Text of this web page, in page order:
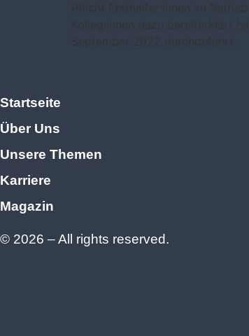
Pflicht Ersthelfer:innen im
Kolleg:innen dazu bereiterklärt
September 2022 durchgeführt.
Startseite
Über Uns
Unsere Themen
Karriere
Magazin
© 2026 – All rights reserved.